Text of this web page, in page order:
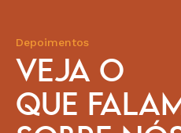
Depoimentos
VEJA O
QUE FALAM